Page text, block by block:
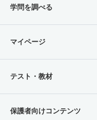
学問を調べる
マイページ
テスト・教材
保護者向けコンテンツ